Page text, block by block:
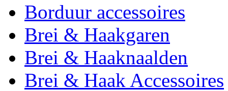
Borduur accessoires
Brei & Haakgaren
Brei & Haaknaalden
Brei & Haak Accessoires